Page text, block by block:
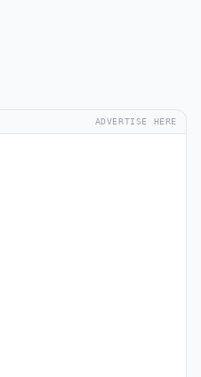
ADVERTISE HERE